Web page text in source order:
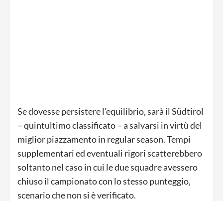
Se dovesse persistere l’equilibrio, sarà il Südtirol
– quintultimo classificato – a salvarsi in virtù del
miglior piazzamento in regular season. Tempi
supplementari ed eventuali rigori scatterebbero
soltanto nel caso in cui le due squadre avessero
chiuso il campionato con lo stesso punteggio,
scenario che non si è verificato.